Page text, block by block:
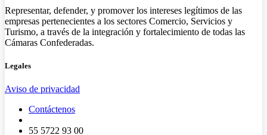
Representar, defender, y promover los intereses legítimos de las
empresas pertenecientes a los sectores Comercio, Servicios y
Turismo, a través de la integración y fortalecimiento de todas las
Cámaras Confederadas.
Legales
Aviso de privacidad
Contáctenos
55 5722 93 00